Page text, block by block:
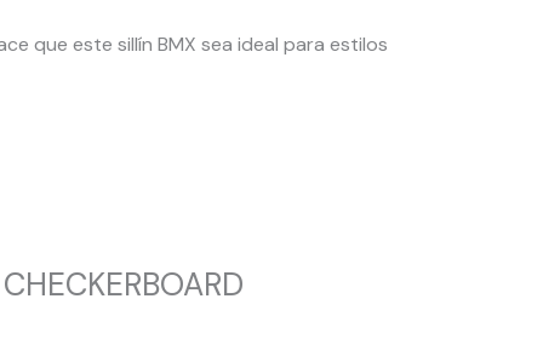
que este sillín BMX sea ideal para estilos